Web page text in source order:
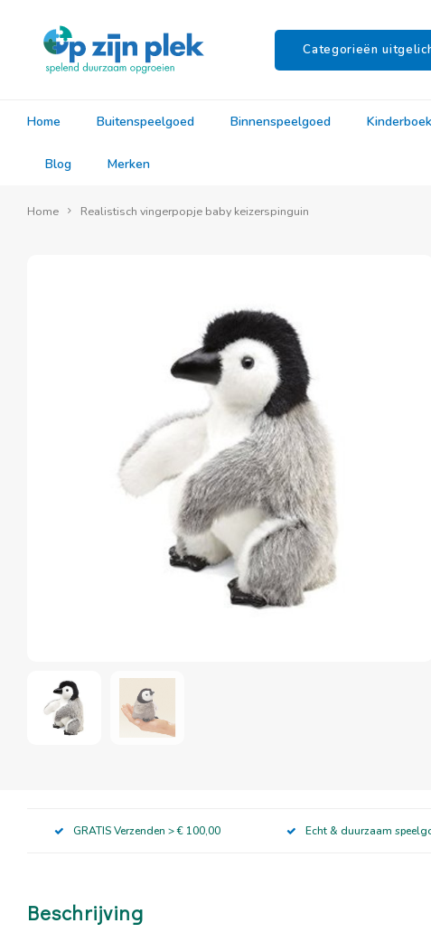
Categorieën
Home Buitenspeelgoed Binnenspeelgoed
Blog Merken
Home Realistisch vingerpopje baby keizerspinguin
GRATIS Verzenden > € 100,00 Echt & duurzaam
Beschrijving